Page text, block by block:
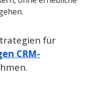
für
CRM-